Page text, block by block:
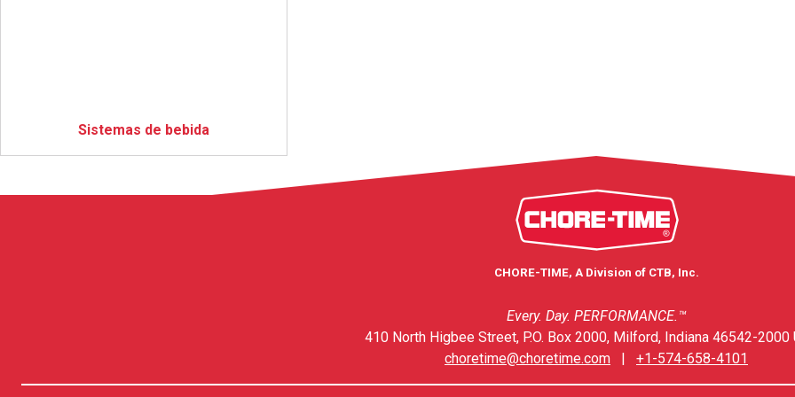
Sistemas de bebida
CHORE-TIME, A Division of CTB, Inc.
Every. Day. PERFORMANCE.™
410 North Higbee Street, P.O. Box 2000, Milford, Indiana 46542-2000
choretime@choretime.com
+1-574-658-4101